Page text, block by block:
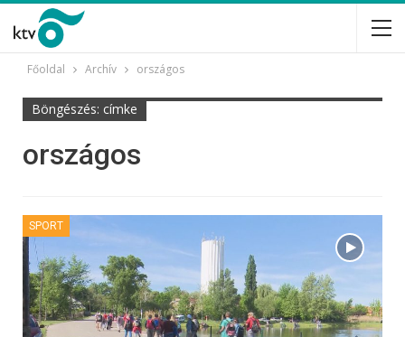
Főoldal Archív országos
Böngészés: címke
országos
SPORT